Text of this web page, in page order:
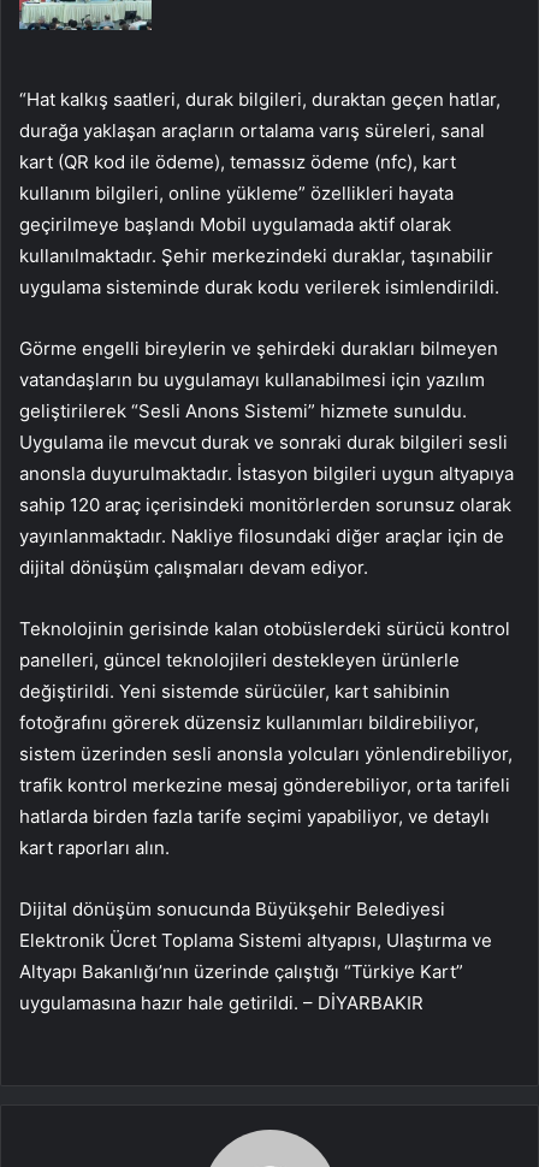
“Hat kalkış saatleri, durak bilgileri, duraktan geçen hatlar,
durağa yaklaşan araçların ortalama varış süreleri, sanal
kart (QR kod ile ödeme), temassız ödeme (nfc), kart
kullanım bilgileri, online yükleme” özellikleri hayata
geçirilmeye başlandı Mobil uygulamada aktif olarak
kullanılmaktadır. Şehir merkezindeki duraklar, taşınabilir
uygulama sisteminde durak kodu verilerek isimlendirildi.
Görme engelli bireylerin ve şehirdeki durakları bilmeyen
vatandaşların bu uygulamayı kullanabilmesi için yazılım
geliştirilerek “Sesli Anons Sistemi” hizmete sunuldu.
Uygulama ile mevcut durak ve sonraki durak bilgileri sesli
anonsla duyurulmaktadır. İstasyon bilgileri uygun altyapıya
sahip 120 araç içerisindeki monitörlerden sorunsuz olarak
yayınlanmaktadır. Nakliye filosundaki diğer araçlar için de
dijital dönüşüm çalışmaları devam ediyor.
Teknolojinin gerisinde kalan otobüslerdeki sürücü kontrol
panelleri, güncel teknolojileri destekleyen ürünlerle
değiştirildi. Yeni sistemde sürücüler, kart sahibinin
fotoğrafını görerek düzensiz kullanımları bildirebiliyor,
sistem üzerinden sesli anonsla yolcuları yönlendirebiliyor,
trafik kontrol merkezine mesaj gönderebiliyor, orta tarifeli
hatlarda birden fazla tarife seçimi yapabiliyor, ve detaylı
kart raporları alın.
Dijital dönüşüm sonucunda Büyükşehir Belediyesi
Elektronik Ücret Toplama Sistemi altyapısı, Ulaştırma ve
Altyapı Bakanlığı’nın üzerinde çalıştığı “Türkiye Kart”
uygulamasına hazır hale getirildi. – DİYARBAKIR